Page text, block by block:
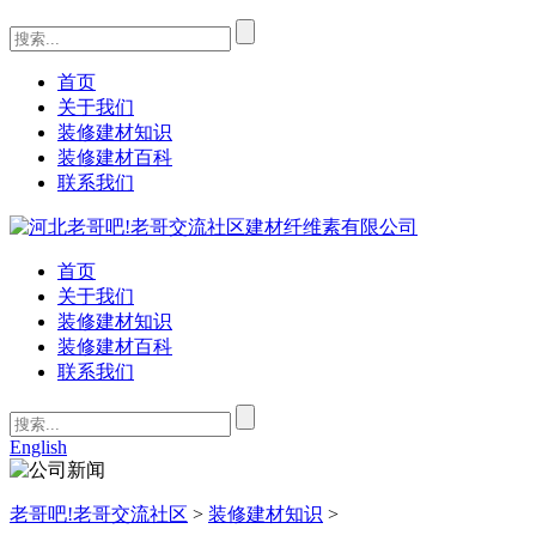
首页
关于我们
装修建材知识
装修建材百科
联系我们
首页
关于我们
装修建材知识
装修建材百科
联系我们
English
老哥吧!老哥交流社区 > 装修建材知识 >